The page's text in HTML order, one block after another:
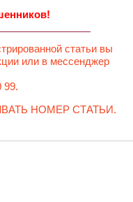
статьи вы
или в мессенджер
99.
НОМЕР СТАТЬИ.